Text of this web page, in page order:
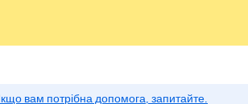
вам потрібна допомога, запитайте.